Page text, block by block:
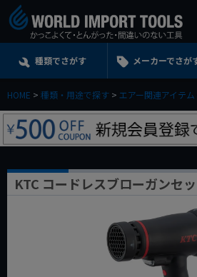
種類でさがす メーカーでさが
HOME 種類・用途で探す エアー関連アイテム
KTC コードレスブローガンセ